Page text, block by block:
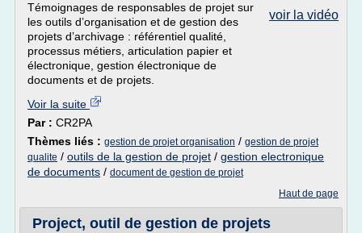
voir la vidéo
Témoignages de responsables de projet sur
les outils d’organisation et de gestion des
projets d’archivage : référentiel qualité,
processus métiers, articulation papier et
électronique, gestion électronique de
documents et de projets.
Voir la suite
Par : CR2PA
Thèmes liés : gestion de projet organisation / gestion de projet
qualite / outils de la gestion de projet / gestion electronique
de documents / document de gestion de projet
Haut de page
Project, outil de gestion de projets